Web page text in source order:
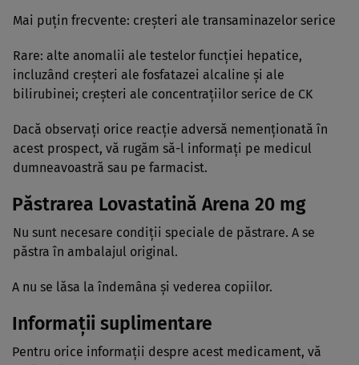
Mai puţin frecvente: creşteri ale transaminazelor serice
Rare: alte anomalii ale testelor funcţiei hepatice,
incluzând creşteri ale fosfatazei alcaline şi ale
bilirubinei; creşteri ale concentraţiilor serice de CK
Dacă observaţi orice reacţie adversă nemenţionată în
acest prospect, vă rugăm să-l informaţi pe medicul
dumneavoastră sau pe farmacist.
Păstrarea Lovastatină Arena 20 mg
Nu sunt necesare condiţii speciale de păstrare. A se
păstra în ambalajul original.
A nu se lăsa la îndemâna şi vederea copiilor.
Informaţii suplimentare
Pentru orice informaţii despre acest medicament, vă